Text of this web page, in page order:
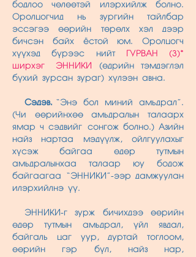
бодлоо чөлөөтэй илэрхийлж болно.
Оролцогчид нь зургийн тайлбар
эссэгээ өөрийн төрөлх хэл дээр
бичсэн байх ёстой юм. Оролцогч
хүүхэд бүрээс нийт
ГУРВАН (3)*
ширхэг ЭННИКИ
(өдрийн тэмдэглэл
бүхий зурсан зураг) хүлээн авна.
Сэдэв. “Энэ бол миний амьдрал”.
(Чи өөрийнхөө амьдралын талаарх
ямар ч сэдвийг сонгож болно.) Азийн
найз нартаа мэдүүлж, ойлгуулахыг
хүсэж байгаа өдөр тутмын
амьдралынхаа талаар юу бодож
байгаагаа “ЭННИКИ”-ээр дамжуулан
илэрхийлнэ үү.
ЭННИКИ-г зурж бичихдээ өөрийн
өдөр тутмын амьдрал, үйл явдал,
байгаль цаг уур, дуртай тоглоом,
өөрийн гэр бүл, найз нар,